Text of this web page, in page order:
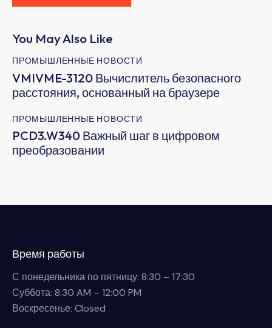
You May Also Like
ПРОМЫШЛЕННЫЕ НОВОСТИ
VMIVME-3120 Вычислитель безопасного
расстояния, основанный на браузере
ПРОМЫШЛЕННЫЕ НОВОСТИ
PCD3.W340 Важный шаг в цифровом
преобразовании
Время работы
С понедельника по пятницу: 8:30 – 17:30
Суббота: 8:30 AM – 12:00 PM
Воскресенье: Closed